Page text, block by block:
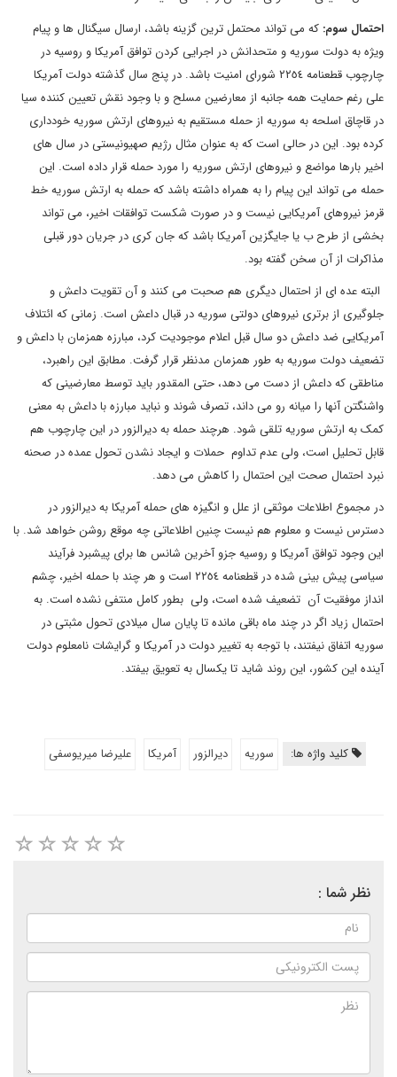
احتمال سوم: که می تواند محتمل ترین گزینه باشد، ارسال سیگنال ها و پیام
ویژه به دولت سوریه و متحدانش در اجرایی کردن توافق آمریکا و روسیه در
چارچوب قطعنامه ٢٢٥٤ شورای امنیت باشد. در پنج سال گذشته دولت آمریکا
علی رغم حمایت همه جانبه از معارضین مسلح و با وجود نقش تعیین کننده سیا
در قاچاق اسلحه به سوریه از حمله مستقیم به نیروهای ارتش سوریه خودداری
کرده بود. این در حالی است که به عنوان مثال رژیم صهیونیستی در سال های
اخیر بارها مواضع و نیروهای ارتش سوریه را مورد حمله قرار داده است. این
حمله می تواند این پیام را به همراه داشته باشد که حمله به ارتش سوریه خط
قرمز نیروهای آمریکایی نیست و در صورت شکست توافقات اخیر، می تواند
بخشی از طرح ب یا جایگزین آمریکا باشد که جان کری در جریان دور قبلی
مذاکرات از آن سخن گفته بود.
البته عده ای از احتمال دیگری هم صحبت می کنند و آن تقویت داعش و
جلوگیری از برتری نیروهای دولتی سوریه در قبال داعش است. زمانی که ائتلاف
آمریکایی ضد داعش دو سال قبل اعلام موجودیت کرد، مبارزه همزمان با داعش و
تضعیف دولت سوریه به طور همزمان مدنظر قرار گرفت. مطابق این راهبرد،
مناطقی که داعش از دست می دهد، حتی المقدور باید توسط معارضینی که
واشنگتن آنها را میانه رو می داند، تصرف شوند و نباید مبارزه با داعش به معنی
کمک به ارتش سوریه تلقی شود. هرچند حمله به دیرالزور در این چارچوب هم
قابل تحلیل است، ولی عدم تداوم حملات و ایجاد نشدن تحول عمده در صحنه
نبرد احتمال صحت این احتمال را کاهش می دهد.
در مجموع اطلاعات موثقی از علل و انگیزه های حمله آمریکا به دیرالزور در
دسترس نیست و معلوم هم نیست چنین اطلاعاتی چه موقع روشن خواهد شد. با
این وجود توافق آمریکا و روسیه جزو آخرین شانس ها برای پیشبرد فرآیند
سیاسی پیش بینی شده در قطعنامه ٢٢٥٤ است و هر چند با حمله اخیر، چشم
انداز موفقیت آن تضعیف شده است، ولی بطور کامل منتفی نشده است. به
احتمال زیاد اگر در چند ماه باقی مانده تا پایان سال میلادی تحول مثبتی در
سوریه اتفاق نیفتند، با توجه به تغییر دولت در آمریکا و گرایشات نامعلوم دولت
آینده این کشور، این روند شاید تا یکسال به تعویق بیفتد.
کلید واژه ها: سوریه دیرالزور آمریکا علیرضا میریوسفی
نظر شما :